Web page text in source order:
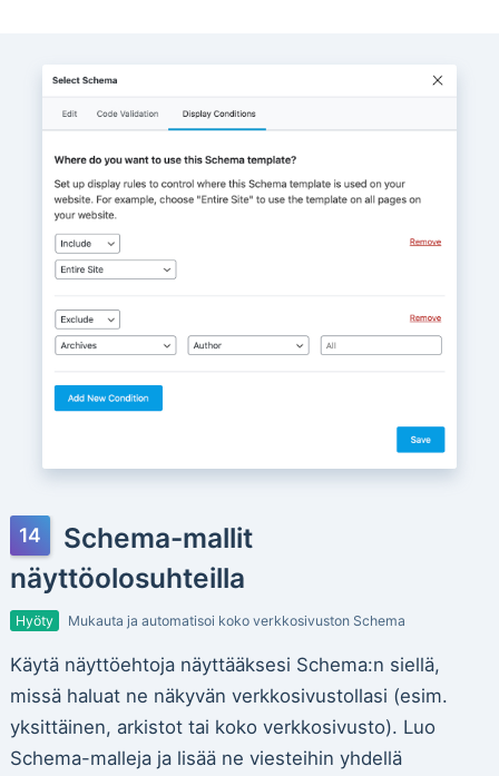
Schema-mallit
näyttöolosuhteilla
Hyöty Mukauta ja automatisoi koko verkkosivuston Schema
Käytä näyttöehtoja näyttääksesi Schema:n siellä,
missä haluat ne näkyvän verkkosivustollasi (esim.
yksittäinen, arkistot tai koko verkkosivusto). Luo
Schema-malleja ja lisää ne viesteihin yhdellä